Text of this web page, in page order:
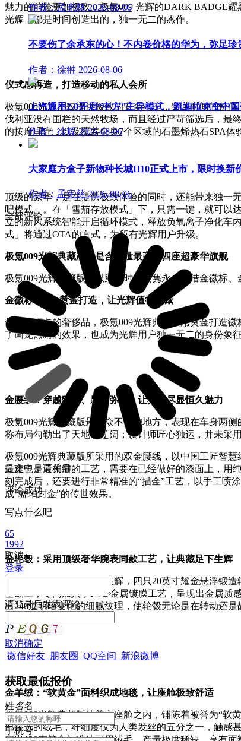
魅力的前脸更加极致，极氪009 光辉的DARK BADGE
光辉，都是时间创造出的，独一无二的杰作。
仪式感再造，打造移动的私人会所
极氪009光辉不仅提供极致的安全守护，穿越时间的价
伐利亚没有围栏的天然牧场，而且经过严苛筛选后，最
的按摩理疗，以及覆盖全身7个区域的石墨烯热石SPA体
顶级的豪华，是在提供极致体验的同时，还能带来独一
吧模式」。在「雪茄存放模式」下，只需一键，就可以
立的新风系统智能开启循环模式，释放负氧离子净化车
式」将通过OTA的方式，为所有光辉用户升级。
极氪009光辉典藏版，是含金量最高的四座超豪华旗舰
极氪009光辉典藏版，以穿越时间的隽永，凭借金徽标
金徽标：24K黄金打造，让光辉值得典藏
作为汽车中的奢侈品，极氪009光辉典藏版用黄金打造
了画龙点睛的效果，也成为光辉用户独一无二的身份象
金腰线：穿越时间、历久弥新，让典藏尽显恒久魅力
极氪009光辉典藏版最与众不同的地方，表现在车身两
称布局勾勒出了天地的辽阔；设计师匠心独运，并未采
极氪009光辉典藏版所采用的双金腰线，以中国工匠智
最难也是最关键的工艺，需要在已经做好的漆面上，用
刻完成后，还要进行非常精准的“描金”工艺，以手工喷
成“琥珀封金”的传世效果。
金轮毂：采用顶级奢华腕表同款工艺，让典藏足下生辉
极氪009光辉典藏版足下生辉，四只20英寸耀金悬浮锻
基础上，专门加入了PVD金属镀膜工艺，呈现出金属
出240道明暗变化的细腻纹理，使轮毂无论是在转动还
金羊绒：“软黄金”面料织成地毯，让座舱极致舒适
极氪009光辉典藏版的尊享座舱之内，铺陈着被誉为“软
部臻选的绒毛，纤细度仅为人类发丝的五分之一，触感
作者：孟宪慈 2026-08-06
不要伤了余承东的心！不内卷价格的华为，弥足珍
作者：徐翀 2026-08-06
上汽通用2.0开启“中方”主导模式，凯迪拉克变中
作者：徐辉 2026-08-06
大家庭方盒子新物种长城H10正式上市，限时换新
作者：孟宪慈 2026-08-06
全部评论
提交中，请稍后...
评论成功
写点什么吧
65
1992
取消
登录
请登录后发表评论
取消确定
微信好友 朋友圈 QQ空间 新浪微博
获取最低报价
姓名名
手机号